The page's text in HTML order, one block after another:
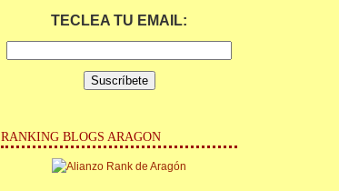
TECLEA TU EMAIL:
RANKING BLOGS ARAGON